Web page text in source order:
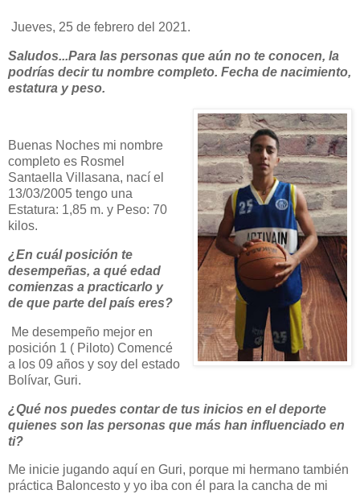
Jueves, 25 de febrero del 2021.
Saludos...Para las personas que aún no te conocen, la
podrías decir tu nombre completo. Fecha de nacimiento,
estatura y peso.
Buenas Noches mi nombre
completo es Rosmel
Santaella Villasana, nací el
13/03/2005 tengo una
Estatura: 1,85 m. y Peso: 70
kilos.
¿En cuál posición te
desempeñas, a qué edad
comienzas a practicarlo y
de que parte del país eres?
Me desempeño mejor en
posición 1 ( Piloto) Comencé
a los 09 años y soy del estado
Bolívar, Guri.
¿Qué nos puedes contar de tus inicios en el deporte
quienes son las personas que más han influenciado en
ti?
Me inicie jugando aquí en Guri, porque mi hermano también
práctica Baloncesto y yo iba con él para la cancha de mi